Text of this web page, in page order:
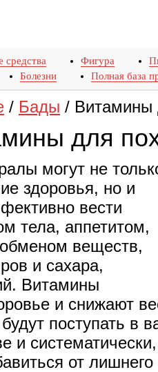
средства Фигура
Болезни Полная база
/ Бады / Витамины
для
могут не
здоровья, но и
вести
тела, аппетитом,
веществ,
и сахара,
Витамины
и снижают
поступать в
и
от лишнего